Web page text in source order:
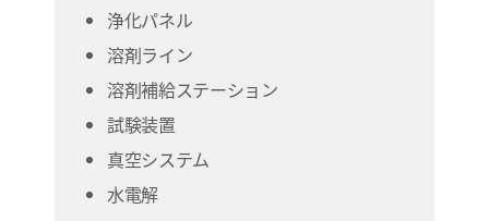
浄化パネル
溶剤ライン
溶剤補給ステーション
試験装置
真空システム
水電解